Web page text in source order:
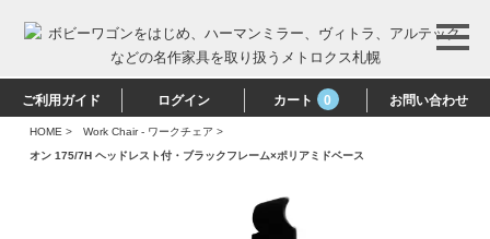
ご利用ガイド ログイン カート 0 お問い合わせ
HOME > Work Chair - ワークチェア >
オン 175/7H ヘッドレスト付・ブラックフレーム×ポリアミドベース